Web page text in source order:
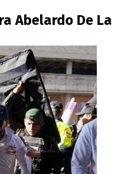
Abelardo De La